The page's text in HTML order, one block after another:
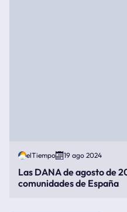
elTiempo 19 ago 2024
Las DANA de agosto de
comunidades de España